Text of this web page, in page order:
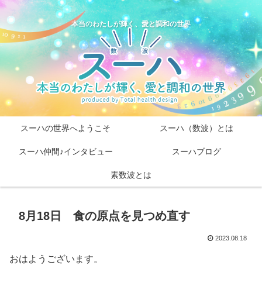
本当のわたしが輝く、愛と調和の世界
スーハの世界へようこそ スーハ（数波）とは
スーハ仲間♪インタビュー スーハブログ
素数波とは
8月18日 食の原点を見つめ直す
2023.08.18
おはようございます。